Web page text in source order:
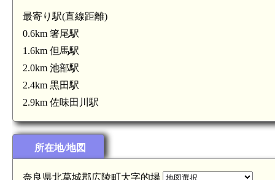
最寄り駅(直線距離)
0.6km 箸尾駅
1.6km 但馬駅
2.0km 池部駅
2.4km 黒田駅
2.9km 佐味田川駅
所在地/地図
奈良県北葛城郡広陵町大字的場